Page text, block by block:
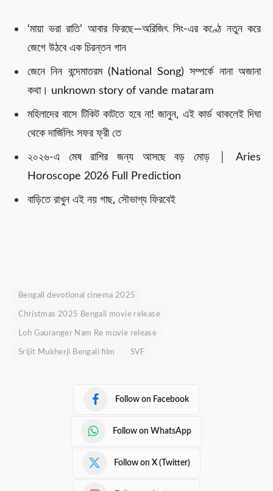
‘মায়া ভরা রাতি’ আবার ফিরছে—অরিজিৎ সিং-এর কণ্ঠে নতুন করে
জেগে উঠবে এক চিরন্তন গান
জেনে নিন বন্দেমাতরম (National Song) সম্পর্কে নানা অজানা
কথা। unknown story of vande mataram
মহিলাদের বাসে টিকিট কাটতে হবে না! জানুন, এই কার্ড থাকলেই দিঘা
থেকে দার্জিলিং সফর ফ্রী তে
২০২৬-এ মেষ রাশির জন্য আসছে বড় মোড় │ Aries
Horoscope 2026 Full Prediction
বাড়িতে রাখুন এই নয় গাছ, সৌভাগ্য ফিরবেই
Bengali devotional cinema 2025
Christmas 2025 Bengali movie release
Loh Gauranger Nam Re movie release
Srijit Mukherji Bengali film SVF
Follow on Facebook
Follow on WhatsApp
Follow on X (Twitter)